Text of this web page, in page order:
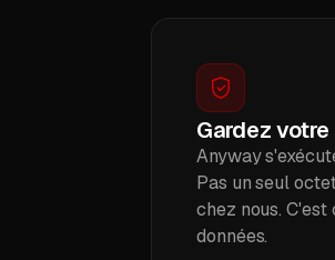
Gardez
Anyway
Pas un seul
chez nous.
données.